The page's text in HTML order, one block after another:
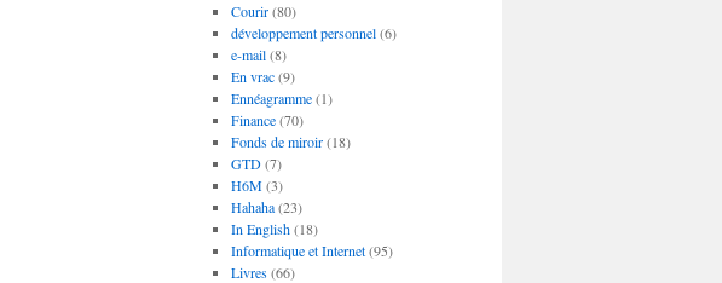
Courir(80)
développement personnel(6)
e-mail(8)
En vrac(9)
Ennéagramme(1)
Finance(70)
Fonds de miroir(18)
GTD(7)
H6M(3)
Hahaha(23)
In English(18)
Informatique et Internet(95)
Livres(66)